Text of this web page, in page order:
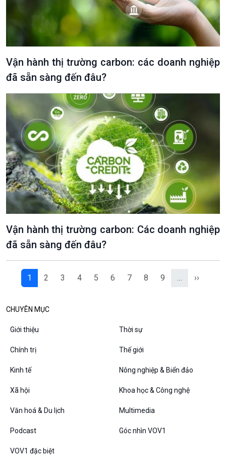
VOV1 đặc biệt
Thanh âm ký sự
Chân dung cuộc sống
Các chương trình đặc biệt
Vận hành thị trường carbon: các doanh nghiệp
đã sẵn sàng đến đâu?
Vận hành thị trường carbon: Các doanh nghiệp
đã sẵn sàng đến đâu?
1 2 3 4 5 6 7 8 9 … ››
CHUYÊN MỤC
Giới thiệu Thời sự
Chính trị Thế giới
Kinh tế Nông nghiệp & Biển đảo
Xã hội Khoa học & Công nghệ
Văn hoá & Du lịch Multimedia
Podcast Góc nhìn VOV1
VOV1 đặc biệt